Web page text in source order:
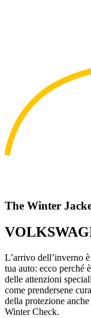
The Winter
L’arrivo dell’inverno
tua auto: ecco perché
delle attenzioni
come prendersene
della protezione
Winter Check.